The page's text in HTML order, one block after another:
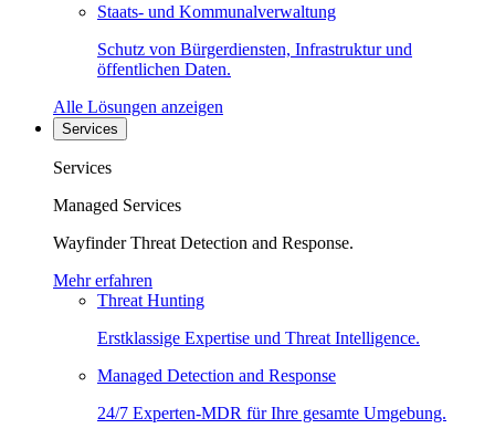
Staats- und Kommunalverwaltung
Schutz von Bürgerdiensten, Infrastruktur und
öffentlichen Daten.
Alle Lösungen anzeigen
Services
Services
Managed Services
Wayfinder Threat Detection and Response.
Mehr erfahren
Threat Hunting
Erstklassige Expertise und Threat Intelligence.
Managed Detection and Response
24/7 Experten-MDR für Ihre gesamte Umgebung.